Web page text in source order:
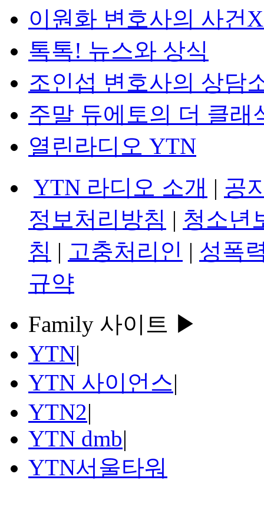
이원화 변호사의 사건
톡톡! 뉴스와 상식
조인섭 변호사의 상담
주말 듀에토의 더 클래
열린라디오 YTN
YTN 라디오 소개 | 공
정보처리방침 | 청소년
침 | 고충처리인 | 성폭
규약
Family 사이트 ▶
YTN|
YTN 사이언스|
YTN2|
YTN dmb|
YTN서울타워